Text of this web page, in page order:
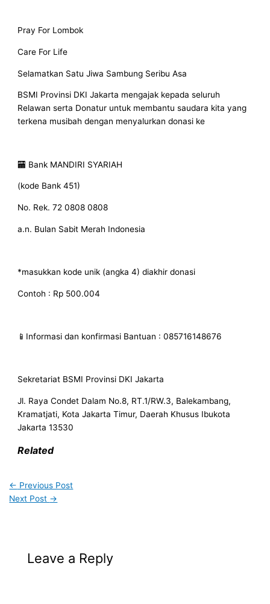
Pray For Lombok
Care For Life
Selamatkan Satu Jiwa Sambung Seribu Asa
BSMI Provinsi DKI Jakarta mengajak kepada seluruh
Relawan serta Donatur untuk membantu saudara kita yang
terkena musibah dengan menyalurkan donasi ke
🏧 Bank MANDIRI SYARIAH
(kode Bank 451)
No. Rek. 72 0808 0808
a.n. Bulan Sabit Merah Indonesia
*masukkan kode unik (angka 4) diakhir donasi
Contoh : Rp 500.004
📱Informasi dan konfirmasi Bantuan : 085716148676
Sekretariat BSMI Provinsi DKI Jakarta
Jl. Raya Condet Dalam No.8, RT.1/RW.3, Balekambang,
Kramatjati, Kota Jakarta Timur, Daerah Khusus Ibukota
Jakarta 13530
Related
← Previous Post
Next Post →
Leave a Reply